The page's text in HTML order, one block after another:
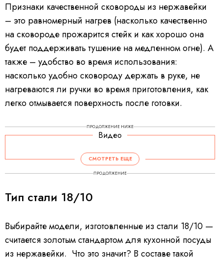
Признаки качественной сковороды из нержавейки
– это равномерный нагрев (насколько качественно
на сковороде прожарится стейк и как хорошо она
будет поддерживать тушение на медленном огне). А
также – удобство во время использования:
насколько удобно сковороду держать в руке, не
нагреваются ли ручки во время приготовления, как
легко отмывается поверхность после готовки.
ПРОДОЛЖЕНИЕ НИЖЕ
Видео
СМОТРЕТЬ ЕЩЕ
ПРОДОЛЖЕНИЕ
Тип стали 18/10
Выбирайте модели, изготовленные из стали 18/10 —
считается золотым стандартом для кухонной посуды
из нержавейки. Что это значит? В составе такой